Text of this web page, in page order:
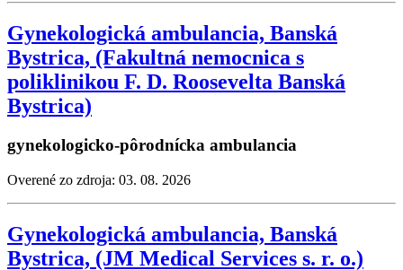
Gynekologická ambulancia, Banská
Bystrica, (Fakultná nemocnica s
poliklinikou F. D. Roosevelta Banská
Bystrica)
gynekologicko-pôrodnícka ambulancia
Overené zo zdroja: 03. 08. 2026
Gynekologická ambulancia, Banská
Bystrica, (JM Medical Services s. r. o.)